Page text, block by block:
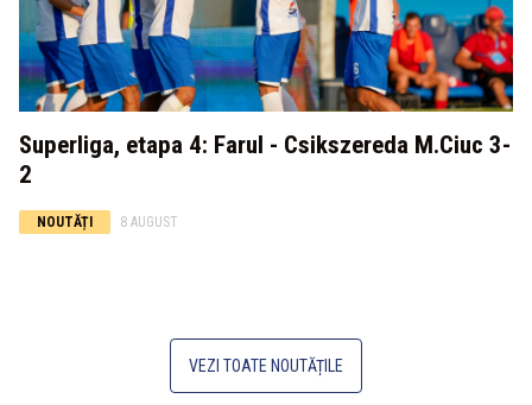
Superliga, etapa 4: Farul - Csikszereda M.Ciuc 3-
2
NOUTĂȚI 8 AUGUST
VEZI TOATE NOUTĂȚILE